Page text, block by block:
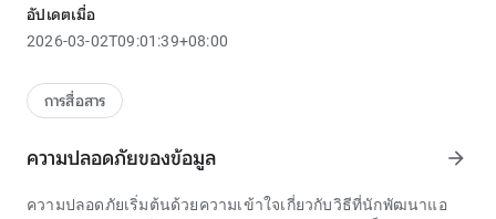
ต่างกันโดยสิ้นเชิง
ในการเรียนรู้การเล่นเกมสล็อต ผู้เล่นหลายคนในเวียดนามเริ่มต้น
กฎ กติกา ความเร็วในการหมุน และอัตราการจ่ายเงินของเกมโดย
ไม่ต้องเดิมพันด้วยเงินจริง การทดลองเล่นเวอร์ชัน dk7.com สล็อต
ประสิทธิภาพมากขึ้น
พันธุ์ไก่แจ้ที่มีขนาดเล็กแต่มีความแข็งแกร่งและความเร็วที่โดด
อัปเดตเมื่อ
2026-03-02T09:01:39+08:00
การสื่อสาร
ความปลอดภัยของข้อมูล arrow_forward
ความปลอดภัยเริ่มต้นด้วยความเข้าใจเกี่ยวกับวิธีที่นักพัฒนาแอ